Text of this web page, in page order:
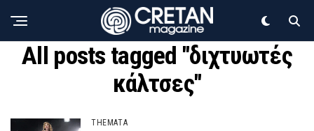
All posts tagged "διχτυωτές
κάλτσες"
THEMATA